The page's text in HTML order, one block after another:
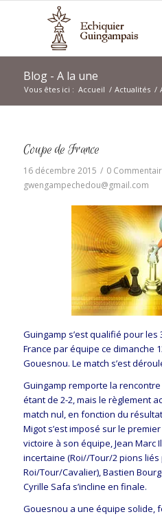
Blog - A la une
Vous êtes ici : Accueil / Actualités /
Coupe de France
16 décembre 2015 / 0
gwengampechedou@gmail.com
Guingamp s’est qualifié pour
France par équipe ce dimanche
Gouesnou. Le match s’est
Guingamp remporte la
étant de 2-2, mais le règlement
match nul, en fonction du
Migot s’est imposé sur le
victoire à son équipe, Jean Marc
incertaine (Roi//Tour/2 pions
Roi/Tour/Cavalier), Bastien
Cyrille Safa s’incline en finale.
Gouesnou a une équipe solide,